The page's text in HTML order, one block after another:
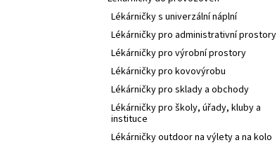
Lékárničky s univerzální náplní
Lékárničky pro administrativní prostory
Lékárničky pro výrobní prostory
Lékárničky pro kovovýrobu
Lékárničky pro sklady a obchody
Lékárničky pro školy, úřady, kluby a
instituce
Lékárničky outdoor na výlety a na kolo